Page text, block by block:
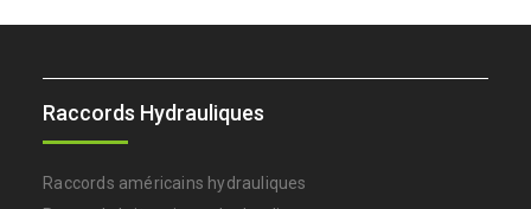
Raccords Hydrauliques
Raccords américains hydrauliques